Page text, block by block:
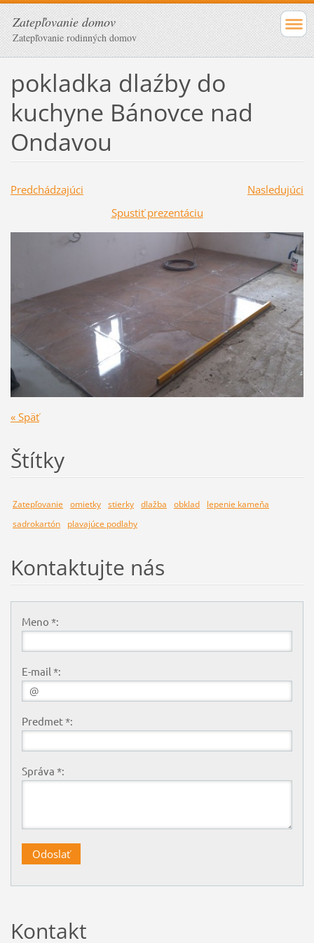
Zatepľovanie domov
Zatepľovanie rodinných domov
pokladka dlaźby do
kuchyne Bánovce nad
Ondavou
Predchádzajúci
Nasledujúci
Spustiť prezentáciu
« Späť
Štítky
Zatepľovanie omietky stierky dlažba obklad
lepenie kameňa
sadrokartón
plavajúce podlahy
Kontaktujte nás
Meno *:
E-mail *:
Predmet *:
Správa *:
Kontakt